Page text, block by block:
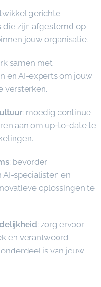
gerichte
die zijn afgestemd op
jouw organisatie.
samen met
en AI-experts om jouw
versterken.
: moedig continue
aan om up-to-date te
: bevorder
specialisten en
oplossingen te
: zorg ervoor
en verantwoord
is van jouw